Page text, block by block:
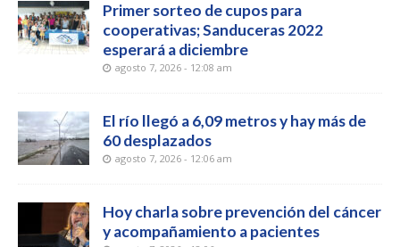
Primer sorteo de cupos para
cooperativas; Sanduceras 2022
esperará a diciembre
agosto 7, 2026 - 12:08 am
El río llegó a 6,09 metros y hay más de
60 desplazados
agosto 7, 2026 - 12:06 am
Hoy charla sobre prevención del cáncer
y acompañamiento a pacientes